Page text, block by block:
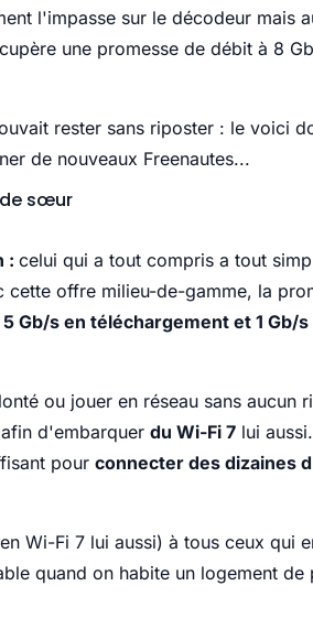
l'impasse sur le décodeur mais
une promesse de débit à 8
rester sans riposter : le voici
de nouveaux Freenautes...
sœur
: celui qui a tout compris a tout
cette offre milieu-de-gamme, la
5 Gb/s en téléchargement et 1 Gb/
ou jouer en réseau sans aucun
d'embarquer du Wi-Fi 7 lui
pour connecter des dizaines
Wi-Fi 7 lui aussi) à tous ceux qui
quand on habite un logement de